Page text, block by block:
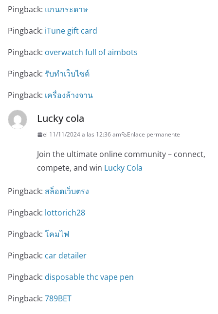
Pingback: แกนกระดาษ
Pingback: iTune gift card
Pingback: overwatch full of aimbots
Pingback: รับทำเว็บไซต์
Pingback: เครื่องล้างจาน
Lucky cola
el 11/11/2024 a las 12:36 am Enlace permanente
Join the ultimate online community – connect,
compete, and win Lucky Cola
Pingback: สล็อตเว็บตรง
Pingback: lottorich28
Pingback: โคมไฟ
Pingback: car detailer
Pingback: disposable thc vape pen
Pingback: 789BET